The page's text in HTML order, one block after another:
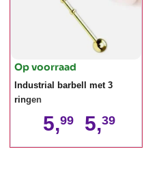
Op voorraad
Industrial barbell met 3
ringen
5,99 5,39